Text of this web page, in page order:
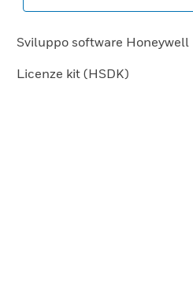
Sviluppo software Honeywell
Licenze kit (HSDK)